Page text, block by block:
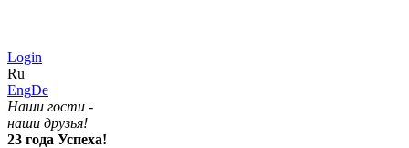
Login
Ru
EngDe
Наши гости -
наши друзья!
23 года Успеха!